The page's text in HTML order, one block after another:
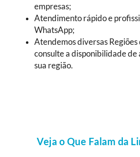
empresas;
Atendimento rápido e
WhatsApp;
Atendemos diversas Regiões
consulte a disponibilidade de
sua região.
Veja o Que Falam da